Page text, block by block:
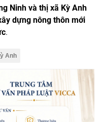
Ninh và thị xã Kỳ Anh
dựng nông thôn mới
.
Anh